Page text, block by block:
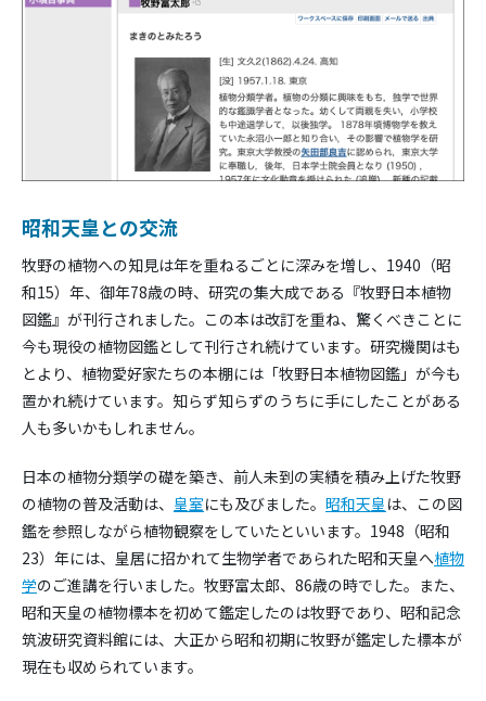
昭和天皇との交流
牧野の植物への知見は年を重ねるごとに深みを増し、1940（昭
和15）年、御年78歳の時、研究の集大成である『牧野日本植物
図鑑』が刊行されました。この本は改訂を重ね、驚くべきことに
今も現役の植物図鑑として刊行され続けています。研究機関はも
とより、植物愛好家たちの本棚には「牧野日本植物図鑑」が今も
置かれ続けています。知らず知らずのうちに手にしたことがある
人も多いかもしれません。
日本の植物分類学の礎を築き、前人未到の実績を積み上げた牧野
の植物の普及活動は、 皇室にも及びました。 昭和天皇 は、この図
鑑を参照しながら植物観察をしていたといいます。1948（昭和
23）年には、皇居に招かれて生物学者であられた昭和天皇へ植物
学のご進講を行いました。牧野富太郎、86歳の時でした。また、
昭和天皇の植物標本を初めて鑑定したのは牧野であり、昭和記念
筑波研究資料館には、大正から昭和初期に牧野が鑑定した標本が
現在も収められています。